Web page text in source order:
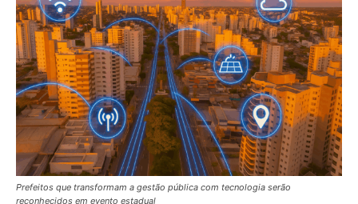
Prefeitos que transformam a gestão pública com tecnologia serão
reconhecidos em evento estadual